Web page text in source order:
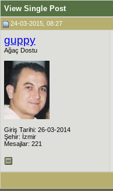
View Single Post
24-03-2015, 08:27
guppy
Ağaç Dostu
Giriş Tarihi: 26-03-2014
Şehir: İzmir
Mesajlar: 221